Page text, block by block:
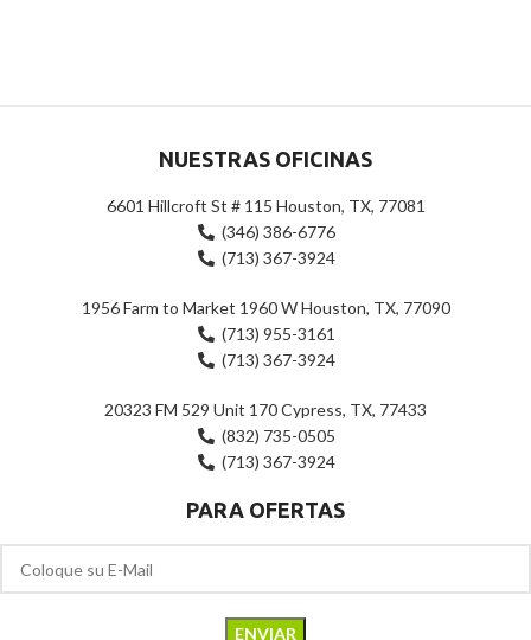
NUESTRAS OFICINAS
6601 Hillcroft St # 115 Houston, TX, 77081
(346) 386-6776
(713) 367-3924
1956 Farm to Market 1960 W Houston, TX, 77090
(713) 955-3161
(713) 367-3924
20323 FM 529 Unit 170 Cypress, TX, 77433
(832) 735-0505
(713) 367-3924
PARA OFERTAS